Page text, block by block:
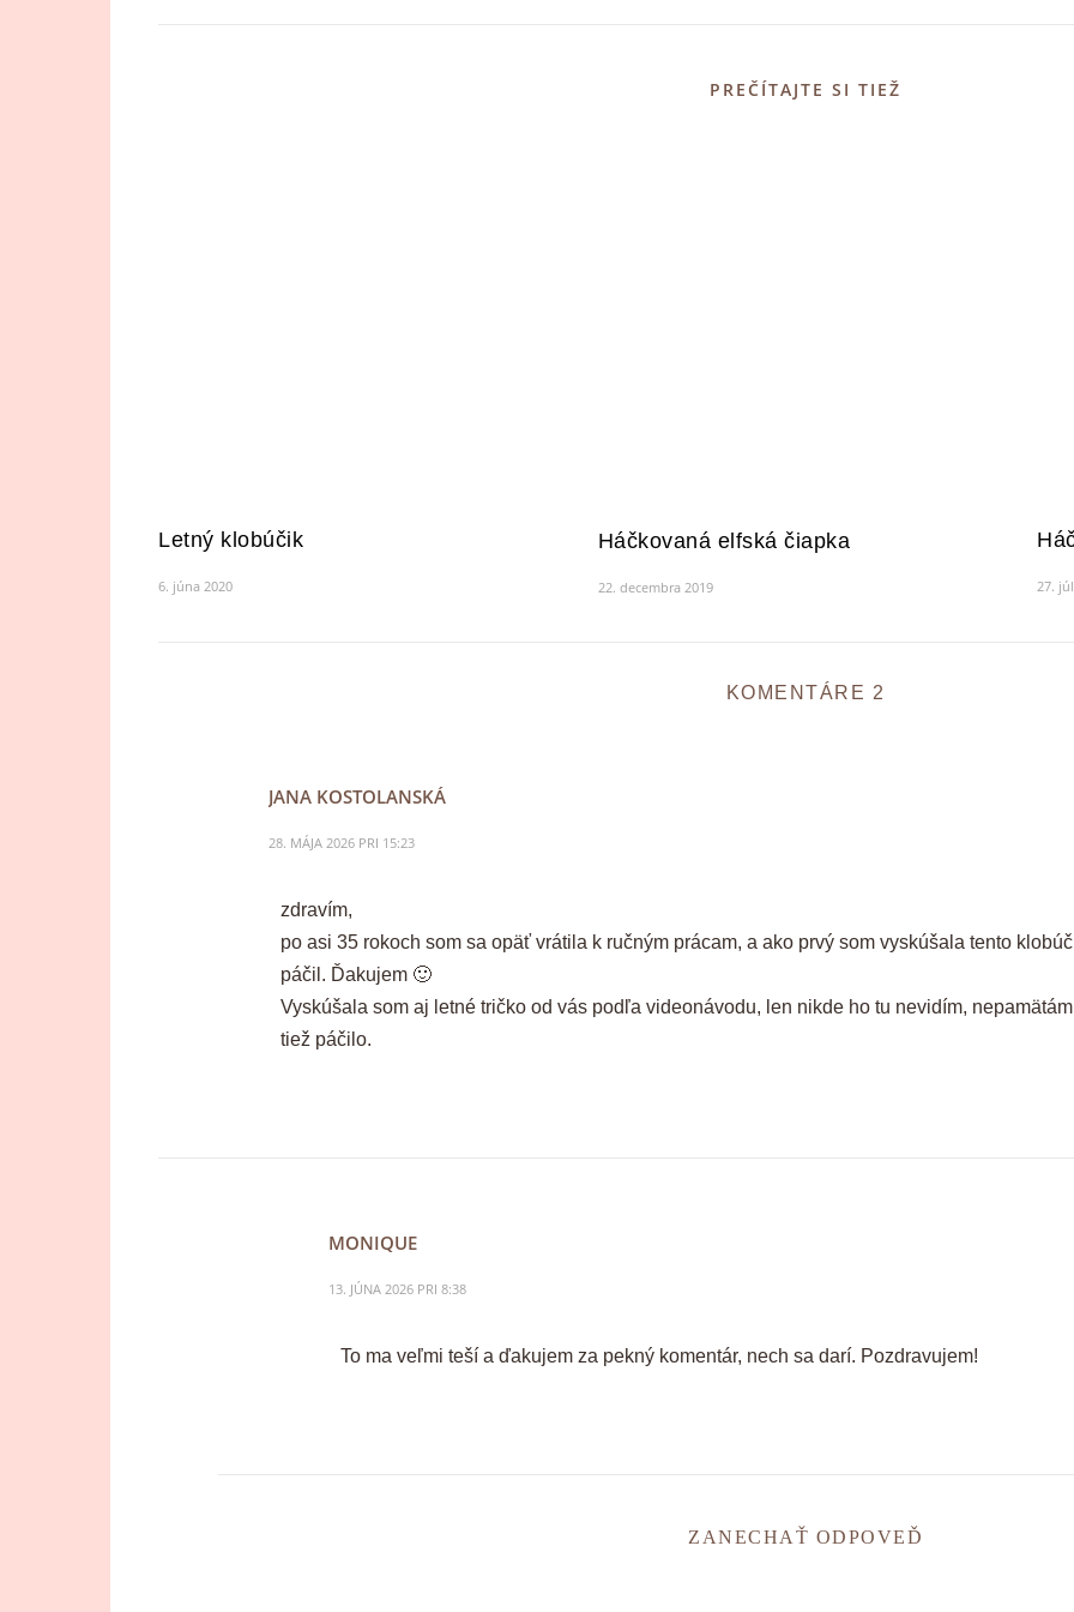
PREČÍTAJTE SI TIEŽ
Letný klobúčik
6. júna 2020
Háčkovaná elfská čiapka
22. decembra 2019 27.
KOMENTÁRE 2
JANA KOSTOLANSKÁ
28. MÁJA 2026 PRI 15:23
zdravím,
po asi 35 rokoch som sa opäť vrátila k ručným prácam, a ako prvý som vyskúšala tento
páčil. Ďakujem 🙂
Vyskúšala som aj letné tričko od vás podľa videonávodu, len nikde ho tu nevidím,
tiež páčilo.
MONIQUE
13. JÚNA 2026 PRI 8:38
To ma veľmi teší a ďakujem za pekný komentár, nech sa darí. Pozdravujem!
ZANECHAŤ ODPOVEĎ